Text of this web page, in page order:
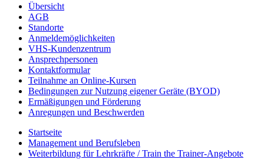
Übersicht
AGB
Standorte
Anmeldemöglichkeiten
VHS-Kundenzentrum
Ansprechpersonen
Kontaktformular
Teilnahme an Online-Kursen
Bedingungen zur Nutzung eigener Geräte (BYOD)
Ermäßigungen und Förderung
Anregungen und Beschwerden
Startseite
Management und Berufsleben
Weiterbildung für Lehrkräfte / Train the Trainer-Angebote